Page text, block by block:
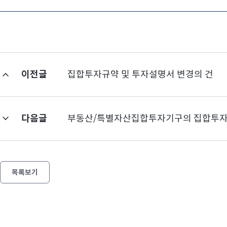
이전글 집합투자규약 및 투자설명서 변경의 건
다음글 부동산/특별자산집합투자기구의 집합투
목록보기